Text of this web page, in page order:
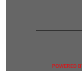
POWERED